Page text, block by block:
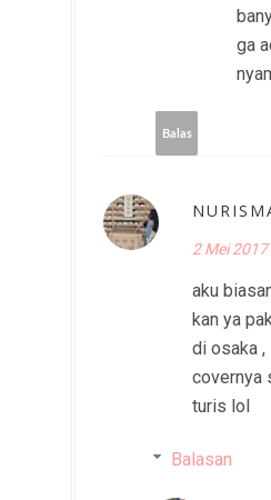
ga
Balas
2 Mei
aku
kan ya
di osaka ,
covernya
turis lol
Balasan